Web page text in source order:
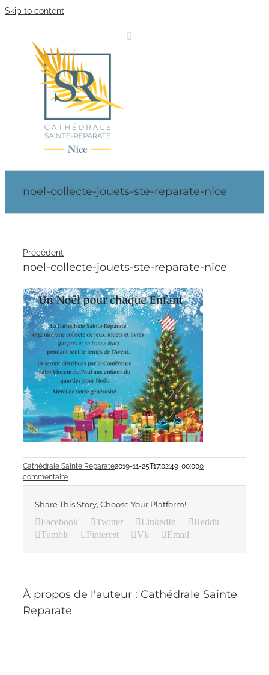
Skip to content
noel-collecte-jouets-ste-reparate-nice
Précédent
noel-collecte-jouets-ste-reparate-nice
Cathédrale Sainte Reparate2019-11-25T17:02:49+00:000
commentaire
Share This Story, Choose Your Platform!
Facebook Twitter LinkedIn
Reddit
Tumblr
Pinterest Vk Email
À propos de l'auteur : Cathédrale Sainte
Reparate